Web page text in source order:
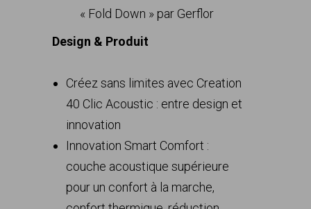
« Fold Down » par Gerflor
Design & Produit
Créez sans limites avec Creation
40 Clic Acoustic : entre design et
innovation
Innovation Smart Comfort :
couche acoustique supérieure
pour un confort à la marche,